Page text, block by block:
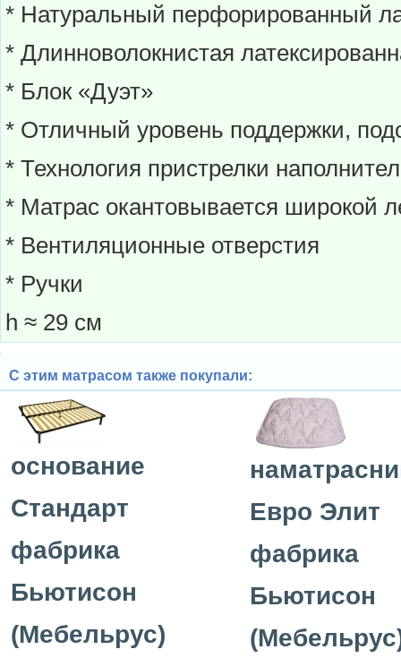
* Натуральный перфорированный
* Длинноволокнистая
* Блок «Дуэт»
* Отличный уровень поддержки,
* Технология пристрелки
* Матрас окантовывается широкой
* Вентиляционные отверстия
* Ручки
h ≈ 29 см
С этим матрасом также покупали:
основание
Стандарт
фабрика
Бьютисон
(Мебельрус)
Евро Элит
фабрика
Бьютисон